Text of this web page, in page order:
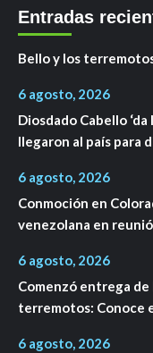
Entradas
Bello y los
6 agosto, 2026
Diosdado Cabello
llegaron al país para
6 agosto, 2026
Conmoción en
venezolana en
6 agosto, 2026
Comenzó entrega
terremotos: Conoce
6 agosto, 2026